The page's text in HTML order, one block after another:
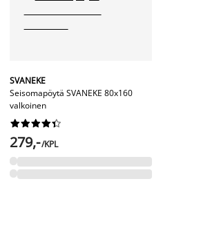
SVANEKE
Seisomapöytä SVANEKE 80x160
valkoinen






279,-/KPL